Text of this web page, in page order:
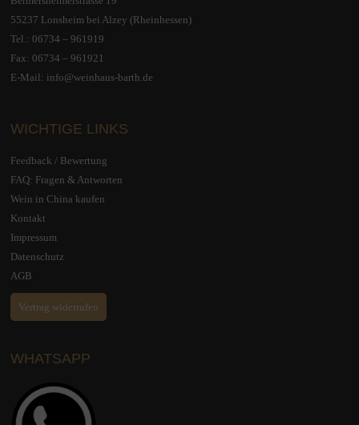
55237 Lonsheim bei Alzey (Rheinhessen)
Tel.:06734 – 961919
Fax: 06734 – 961921
E-Mail: info@weinhaus-barth.de
WICHTIGE LINKS
Feedback / Bewertung
FAQ: Fragen & Antworten
Wein in China kaufen
Kontakt
Impressum
Datenschutz
AGB
Vertrag widerrufen
WHATSAPP